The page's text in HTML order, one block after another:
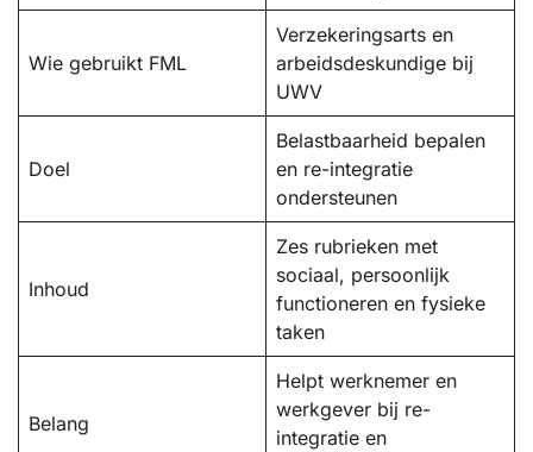
Wie gebruikt FML
Verzekeringsarts en
arbeidsdeskundige bij
UWV
Doel
Belastbaarheid bepalen
en re-integratie
ondersteunen
Inhoud
Zes rubrieken met
sociaal, persoonlijk
functioneren en fysieke
taken
Belang
Helpt werknemer en
werkgever bij re-
integratie en